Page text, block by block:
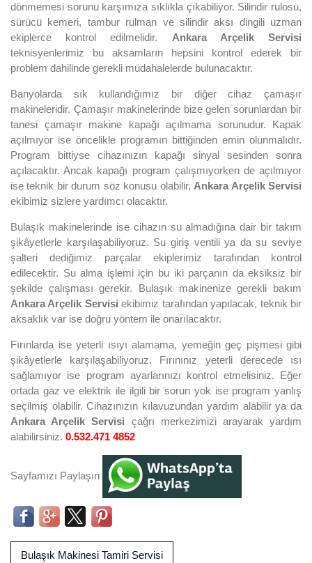
dönmemesi sorunu karşımıza sıklıkla çıkabiliyor. Silindir rulosu,
sürücü kemeri, tambur rulman ve silindir aksı dingili uzman
ekiplerce kontrol edilmelidir. Ankara Arçelik Servisi
teknisyenlerimiz bu aksamların hepsini kontrol ederek bir
problem dahilinde gerekli müdahalelerde bulunacaktır.
Banyolarda sık kullandığımız bir diğer cihaz çamaşır
makineleridir. Çamaşır makinelerinde bize gelen sorunlardan bir
tanesi çamaşır makine kapağı açılmama sorunudur. Kapak
açılmıyor ise öncelikle programın bittiğinden emin olunmalıdır.
Program bittiyse cihazınızın kapağı sinyal sesinden sonra
açılacaktır. Ancak kapağı program çalışmıyorken de açılmıyor
ise teknik bir durum söz konusu olabilir, Ankara Arçelik Servisi
ekibimiz sizlere yardımcı olacaktır.
Bulaşık makinelerinde ise cihazın su almadığına dair bir takım
şikâyetlerle karşılaşabiliyoruz. Su giriş ventili ya da su seviye
şalteri dediğimiz parçalar ekiplerimiz tarafından kontrol
edilecektir. Su alma işlemi için bu iki parçanın da eksiksiz bir
şekilde çalışması gerekir. Bulaşık makinenize gerekli bakım
Ankara Arçelik Servisiekibimiz tarafından yapılacak, teknik bir
aksaklık var ise doğru yöntem ile onarılacaktır.
Fırınlarda ise yeterli ısıyı alamama, yemeğin geç pişmesi gibi
şikâyetlerle karşılaşabiliyoruz. Fırınınız yeterli derecede ısı
sağlamıyor ise program ayarlarınızı kontrol etmelisiniz. Eğer
ortada gaz ve elektrik ile ilgili bir sorun yok ise program yanlış
seçilmiş olabilir. Cihazınızın kılavuzundan yardım alabilir ya da
Ankara Arçelik Servisi çağrı merkezimizi arayarak yardım
alabilirsiniz. 0.532.471 4852
Sayfamızı Paylaşın
Bulaşık Makinesi Tamiri Servisi